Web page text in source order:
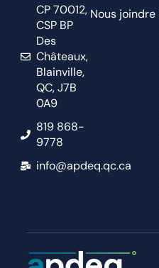
CP 70012,
CSP BP
Des
Châteaux,
Blainville,
QC, J7B
0A9
819 868-
9778
info@apdeq.qc.ca
Nous joindre